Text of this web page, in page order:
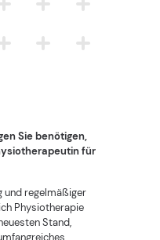
Sie benötigen,
für
und regelmäßiger
Physiotherapie
Stand,